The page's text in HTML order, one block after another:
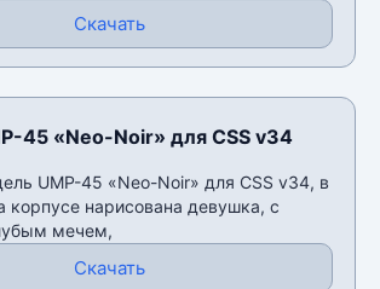
Скачать
45 «Neo-Noir» для CSS v34
UMP-45 «Neo-Noir» для CSS v34, в
корпусе нарисована девушка, с
мечем,
Скачать